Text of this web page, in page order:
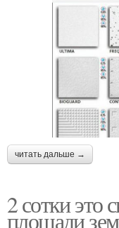
читать дальше →
2 сотки это
площади